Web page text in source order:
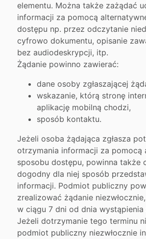
elementu. Można także zażądać
informacji za pomocą
dostępu np. przez odczytanie
cyfrowo dokumentu, opisanie
bez audiodeskrypcji, itp.
Żądanie powinno zawierać:
dane osoby zgłaszającej
wskazanie, którą stronę
aplikację mobilną chodzi,
sposób kontaktu.
Jeżeli osoba żądająca zgłasza
otrzymania informacji za pomocą
sposobu dostępu, powinna także
dogodny dla niej sposób
informacji. Podmiot publiczny
zrealizować żądanie
w ciągu 7 dni od dnia wystąpienia
Jeżeli dotrzymanie tego terminu
podmiot publiczny niezwłocznie